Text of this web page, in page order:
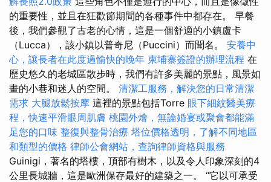
的重要性，並且在狂歡節期間的各種事件中都存在。 早餐
後，我們參觀了古老的心情，這是一個舒適的小鎮盧卡
（Lucca），該小鎮以普奇尼（Puccini）而聞名。 安養中
心，讓長者在此度過愉快的晚年 柬埔寨簽證的辦理流程 在
歷史悠久的老城區散步時，我們有許多美麗的景點，風景如
畫的小巷和迷人的空間。 清潔工服務，解決您的日常清潔
需求 大腿放鬆按摩 這裡的景點包括Torre 眼下細紋醫美療
程，快速平滑眼周肌膚 桃園外燴，無論婚宴或聚會都能滿
足您的口味 整復與整骨治療 塔位價格透明，了解不同地區
和類型的價格 律師公會網站，查詢律師資格與服務
Guinigi，著名的塔樓，頂部有樹木，以及令人印象深刻的4
公里長城牆，這是歐洲保存最好的建築之一。 “它以可承受